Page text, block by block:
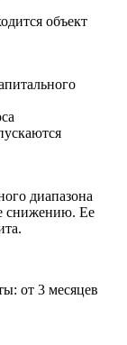
объект
диапазона
снижению. Ее
от 3 месяцев